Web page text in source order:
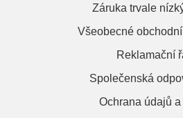
Záruka trvale
Všeobecné
Reklamační
Společenská
Ochrana údajů